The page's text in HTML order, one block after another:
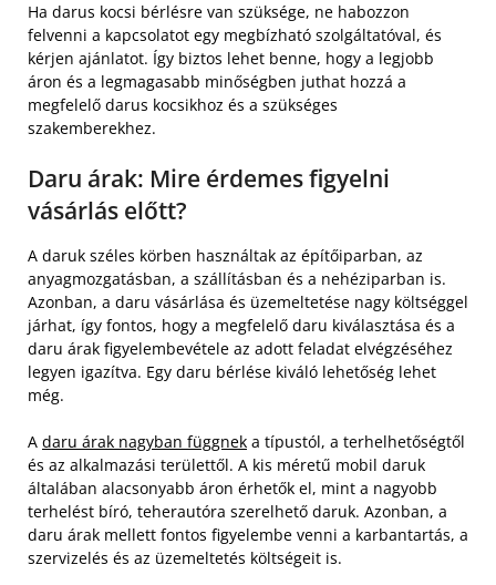
Ha darus kocsi bérlésre van szüksége, ne habozzon
felvenni a kapcsolatot egy megbízható szolgáltatóval, és
kérjen ajánlatot. Így biztos lehet benne, hogy a legjobb
áron és a legmagasabb minőségben juthat hozzá a
megfelelő darus kocsikhoz és a szükséges
szakemberekhez.
Daru árak: Mire érdemes figyelni
vásárlás előtt?
A daruk széles körben használtak az építőiparban, az
anyagmozgatásban, a szállításban és a nehéziparban is.
Azonban, a daru vásárlása és üzemeltetése nagy költséggel
járhat, így fontos, hogy a megfelelő daru kiválasztása és a
daru árak figyelembevétele az adott feladat elvégzéséhez
legyen igazítva. Egy daru bérlése kiváló lehetőség lehet
még.
A daru árak nagyban függnek a típustól, a terhelhetőségtől
és az alkalmazási területtől. A kis méretű mobil daruk
általában alacsonyabb áron érhetők el, mint a nagyobb
terhelést bíró, teherautóra szerelhető daruk. Azonban, a
daru árak mellett fontos figyelembe venni a karbantartás, a
szervizelés és az üzemeltetés költségeit is.